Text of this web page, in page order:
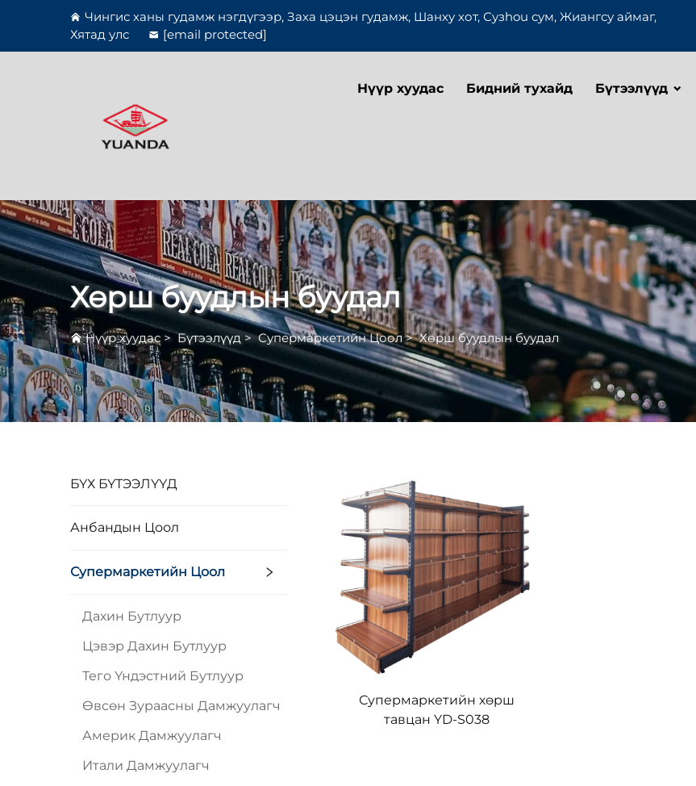
Чингис ханы гудамж нэгдүгээр, Заха цэцэн гудамж, Шанху хот, Сузhou сум, Жиангсу аймаг,
Хятад улс
[email protected]
Нүүр хуудас Бидний тухайд Бүтээлүүд
Хөрш буудлын буудал
Нүүр хуудас >Бүтээлүүд >Супермаркетийн Цоол>Хөрш буудлын буудал
БҮХ БҮТЭЭЛҮҮД
Анбандын Цоол
Супермаркетийн Цоол
Дахин Бутлуур
Цэвэр Дахин Бутлуур
Тего Үндэстний Бутлуур
Өвсөн Зураасны Дамжуулагч
Америк Дамжуулагч
Итали Дамжуулагч
Супермаркетийн хөрш
тавцан YD-S038